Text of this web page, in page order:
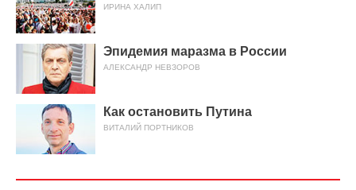
ИРИНА ХАЛИП
Эпидемия маразма в России
АЛЕКСАНДР НЕВЗОРОВ
Как остановить Путина
ВИТАЛИЙ ПОРТНИКОВ